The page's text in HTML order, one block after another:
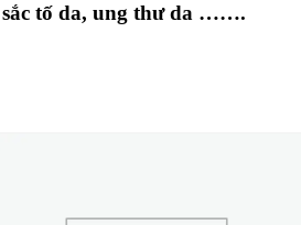
sắc tố da, ung thư da …….